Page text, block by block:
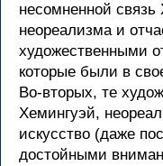
несомненной связь
неореализма и
художественными
которые были в
Во-вторых, те
Хемингуэй,
искусство (даже
достойными